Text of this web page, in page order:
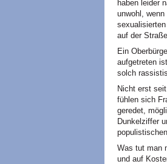
haben leider
unwohl,
auf der
Ein
aufgetreten
solch
Nicht erst
fühlen sich
geredet,
Dunkelziffer
Was tut man
und auf